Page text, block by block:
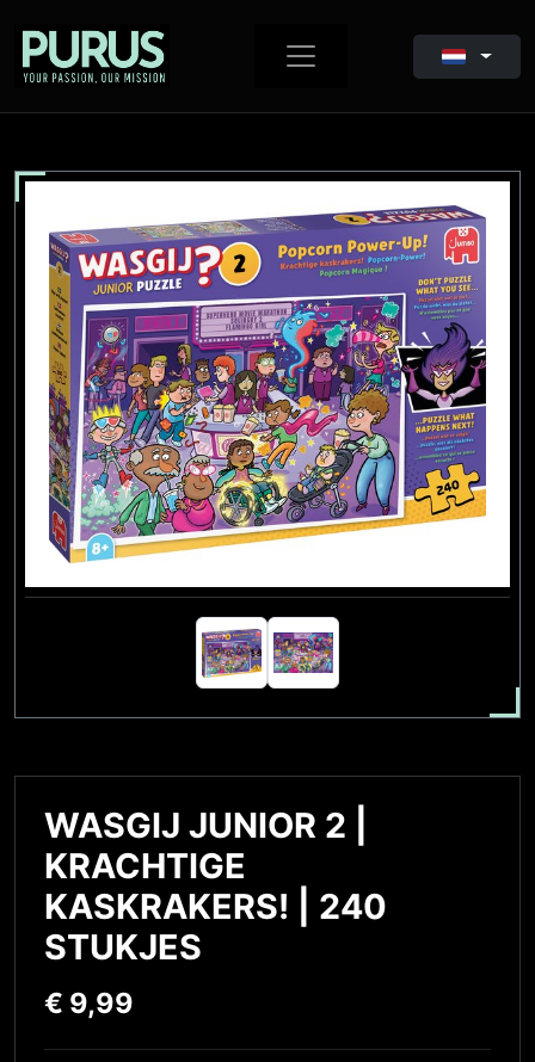
WASGIJ JUNIOR 2 |
KRACHTIGE
KASKRAKERS! | 240
STUKJES
€ 9,99